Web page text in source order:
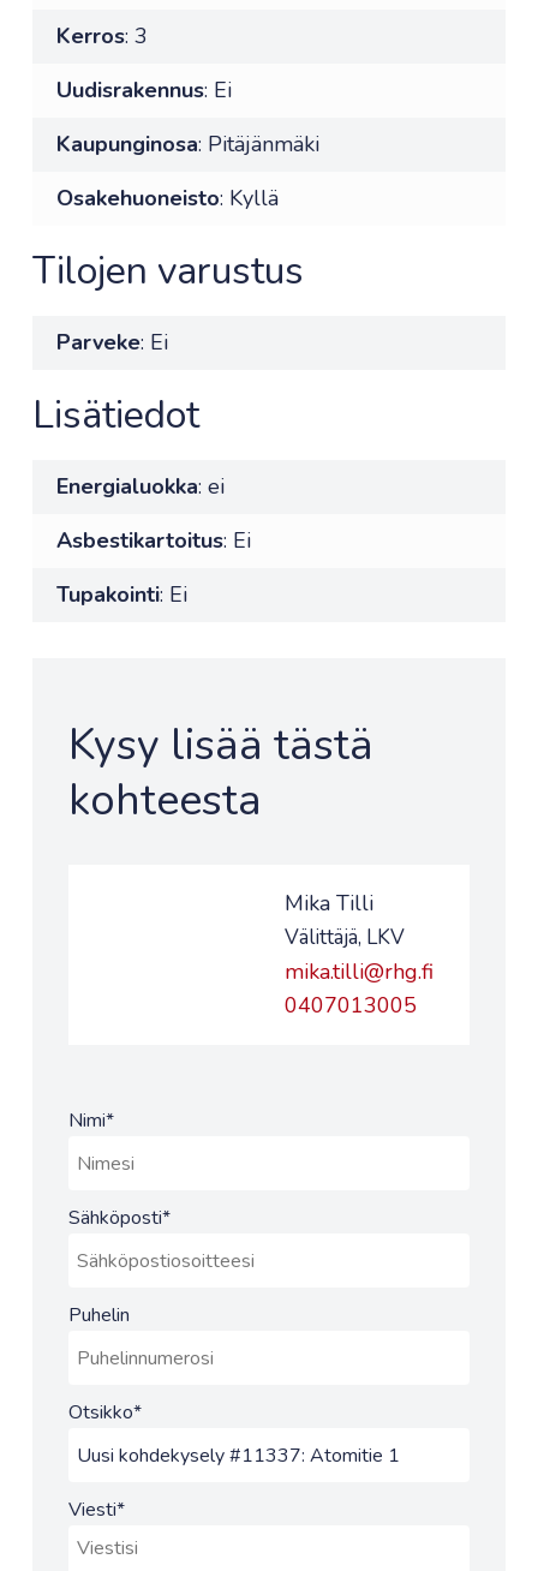
Kerros: 3
Uudisrakennus: Ei
Kaupunginosa: Pitäjänmäki
Osakehuoneisto: Kyllä
Tilojen varustus
Parveke: Ei
Lisätiedot
Energialuokka: ei
Asbestikartoitus: Ei
Tupakointi: Ei
Kysy lisää tästä
kohteesta
Mika Tilli
Välittäjä, LKV
mika.tilli@rhg.fi
0407013005
Nimi*
Sähköposti*
Puhelin
Otsikko*
Viesti*